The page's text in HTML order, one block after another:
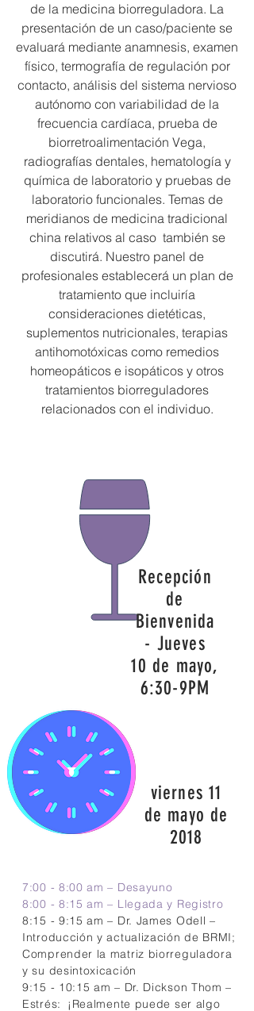
de la medicina biorreguladora. La
presentación de un caso/paciente se
evaluará mediante anamnesis, examen
físico, termografía de regulación por
contacto, análisis del sistema nervioso
autónomo con variabilidad de la
frecuencia cardíaca, prueba de
biorretroalimentación Vega,
radiografías dentales, hematología y
química de laboratorio y pruebas de
laboratorio funcionales. Temas de
meridianos de medicina tradicional
china relativos al caso también se
discutirá. Nuestro panel de
profesionales establecerá un plan de
tratamiento que incluiría
consideraciones dietéticas,
suplementos nutricionales, terapias
antihomotóxicas como remedios
homeopáticos e isopáticos y otros
tratamientos biorreguladores
relacionados con el individuo.
Recepción
de
Bienvenida
- Jueves
10 de mayo,
6:30-9PM
viernes 11
de mayo de
2018
7:00 - 8:00 am – Desayuno
8:00 - 8:15 am – Llegada y Registro
8:15 - 9:15 am – Dr. James Odell –
Introducción y actualización de BRMI;
Comprender la matriz biorreguladora
y su desintoxicación
9:15 - 10:15 am – Dr. Dickson Thom –
Estrés:
¡Realmente puede ser algo